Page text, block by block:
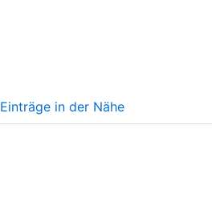
Einträge in der Nähe